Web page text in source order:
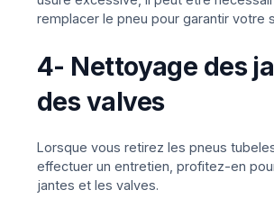
remplacer le pneu pour garantir votre
4- Nettoyage des
des valves
Lorsque vous retirez les pneus
effectuer un entretien, profitez-en
jantes et les valves.